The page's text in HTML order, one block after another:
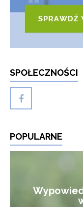
SPOŁECZNOŚCI
POPULARNE